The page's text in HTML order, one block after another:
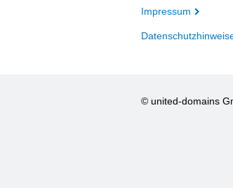
Impressum
© united-domains